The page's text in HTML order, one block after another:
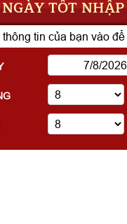
TỐT
tin của bạn vào